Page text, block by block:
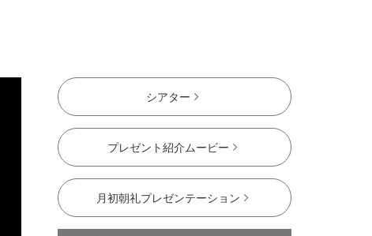
シアター
プレゼント紹介ムービー
月初朝礼プレゼンテーション